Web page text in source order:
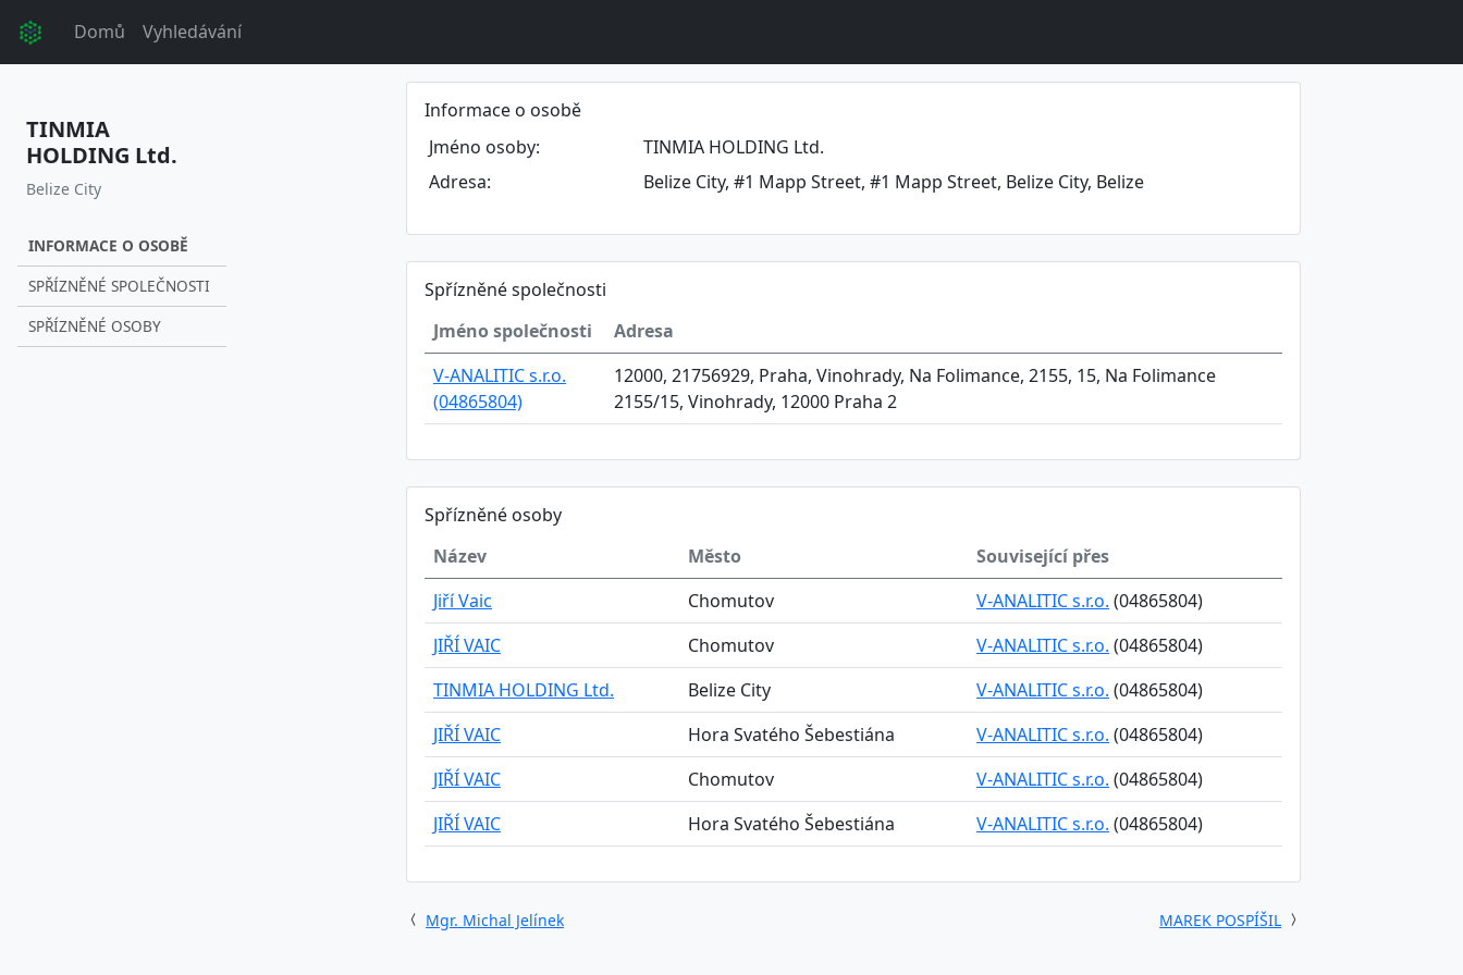
Domů Vyhledávání
TINMIA
HOLDING Ltd.
Belize City
INFORMACE O OSOBĚ
SPŘÍZNĚNÉ SPOLEČNOSTI
SPŘÍZNĚNÉ OSOBY
Informace o osobě
Jméno osoby:
TINMIA HOLDING Ltd.
Adresa:
Belize City, #1 Mapp Street, #1 Mapp Street, Belize City, Belize
Spřízněné společnosti
Jméno společnosti
Adresa
V-ANALITIC s.r.o.
(04865804)
12000, 21756929, Praha, Vinohrady, Na Folimance, 2155, 15, Na Folimance
2155/15, Vinohrady, 12000 Praha 2
Spřízněné osoby
Název
Město
Související přes
Jiří Vaic
Chomutov V-ANALITIC s.r.o. (04865804)
JIŘÍ VAIC
Chomutov V-ANALITIC s.r.o. (04865804)
TINMIA HOLDING Ltd.
Belize City V-ANALITIC s.r.o. (04865804)
JIŘÍ VAIC
Hora Svatého Šebestiána V-ANALITIC s.r.o. (04865804)
JIŘÍ VAIC
Chomutov V-ANALITIC s.r.o. (04865804)
JIŘÍ VAIC
Hora Svatého Šebestiána V-ANALITIC s.r.o. (04865804)
Mgr. Michal Jelínek MAREK POSPÍŠIL